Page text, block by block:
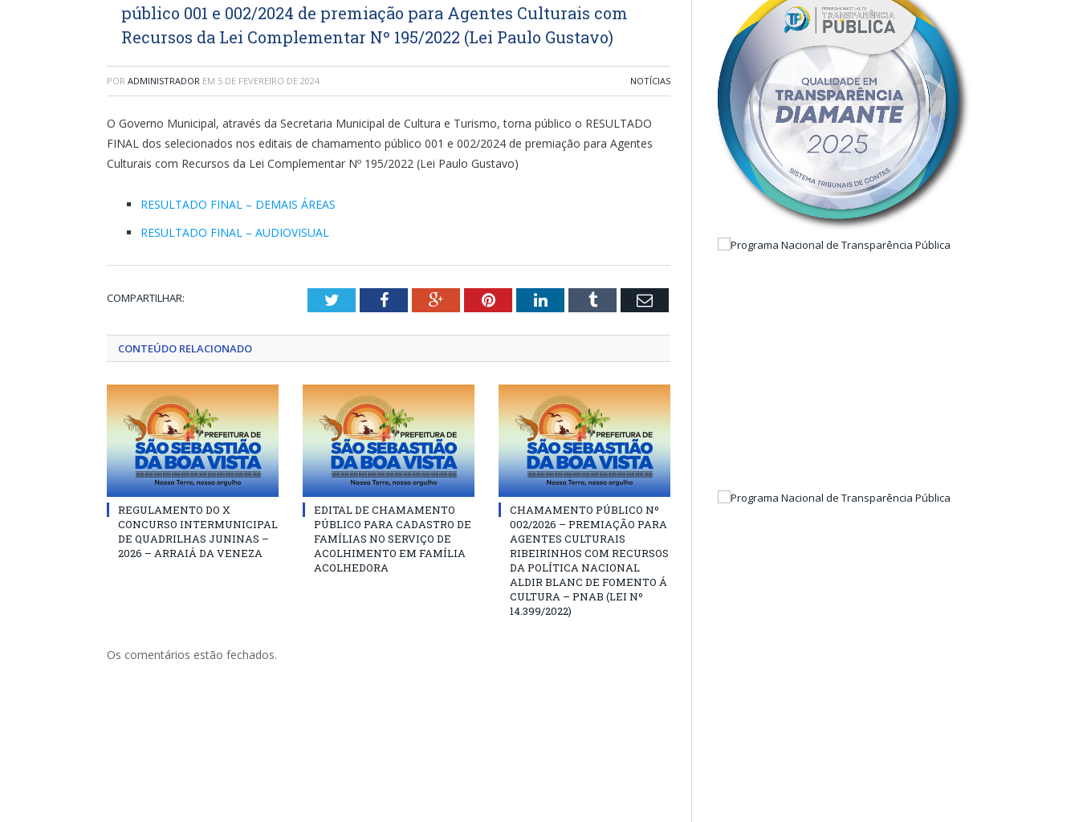
público 001 e 002/2024 de premiação para Agentes Culturais com
Recursos da Lei Complementar Nº 195/2022 (Lei Paulo Gustavo)
POR ADMINISTRADOR EM 5 DE FEVEREIRO DE 2024 NOTÍCIAS
O Governo Municipal, através da Secretaria Municipal de Cultura e Turismo, torna público o RESULTADO
FINAL dos selecionados nos editais de chamamento público 001 e 002/2024 de premiação para Agentes
Culturais com Recursos da Lei Complementar Nº 195/2022 (Lei Paulo Gustavo)
RESULTADO FINAL – DEMAIS ÁREAS
RESULTADO FINAL – AUDIOVISUAL
COMPARTILHAR: TwitterFacebookGoogle+PinterestLinkedInTumblr Email
CONTEÚDO RELACIONADO
REGULAMENTO DO X
CONCURSO INTERMUNICIPAL
DE QUADRILHAS JUNINAS –
2026 – ARRAIÁ DA VENEZA
EDITAL DE CHAMAMENTO
PÚBLICO PARA CADASTRO DE
FAMÍLIAS NO SERVIÇO DE
ACOLHIMENTO EM FAMÍLIA
ACOLHEDORA
CHAMAMENTO PÚBLICO Nº
002/2026 – PREMIAÇÃO PARA
AGENTES CULTURAIS
RIBEIRINHOS COM RECURSOS
DA POLÍTICA NACIONAL
ALDIR BLANC DE FOMENTO Á
CULTURA – PNAB (LEI Nº
14.399/2022)
Os comentários estão fechados.